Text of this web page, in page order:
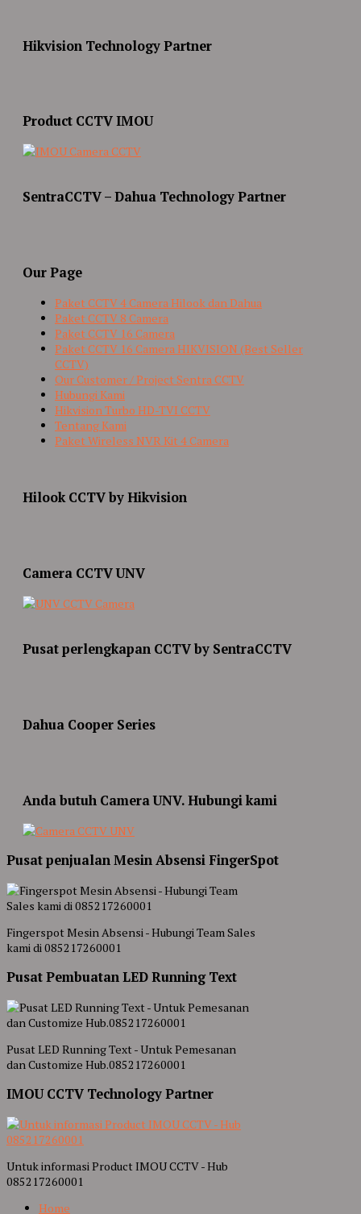
Hikvision Technology Partner
Product CCTV IMOU
SentraCCTV – Dahua Technology Partner
Our Page
Paket CCTV 4 Camera Hilook dan Dahua
Paket CCTV 8 Camera
Paket CCTV 16 Camera
Paket CCTV 16 Camera HIKVISION (Best Seller
CCTV)
Our Customer / Project Sentra CCTV
Hubungi Kami
Hikvision Turbo HD-TVI CCTV
Tentang Kami
Paket Wireless NVR Kit 4 Camera
Hilook CCTV by Hikvision
Camera CCTV UNV
Pusat perlengkapan CCTV by SentraCCTV
Dahua Cooper Series
Anda butuh Camera UNV. Hubungi kami
Pusat penjualan Mesin Absensi FingerSpot
Fingerspot Mesin Absensi - Hubungi Team Sales
kami di 085217260001
Pusat Pembuatan LED Running Text
Pusat LED Running Text - Untuk Pemesanan
dan Customize Hub.085217260001
IMOU CCTV Technology Partner
Untuk informasi Product IMOU CCTV - Hub
085217260001
Home